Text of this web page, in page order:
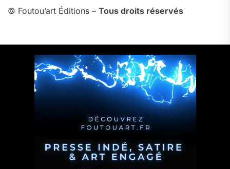
© Foutou’art Éditions – Tous droits réservés